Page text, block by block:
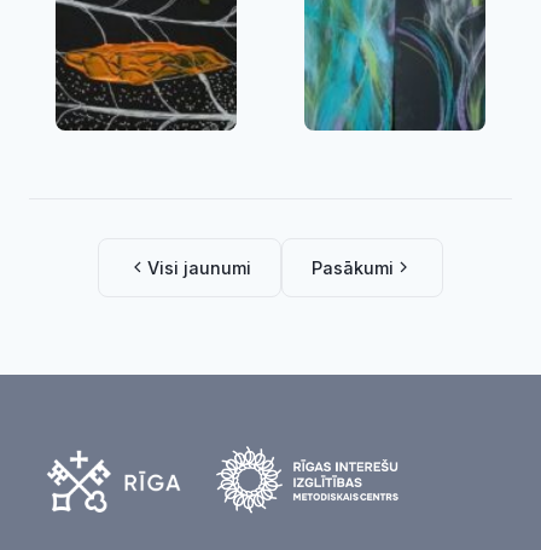
Visi jaunumi Pasākumi